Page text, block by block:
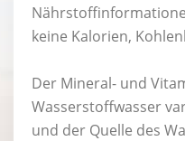
keine Kalorien,
Der Mineral- und
Wasserstoffwasser
und der Quelle des